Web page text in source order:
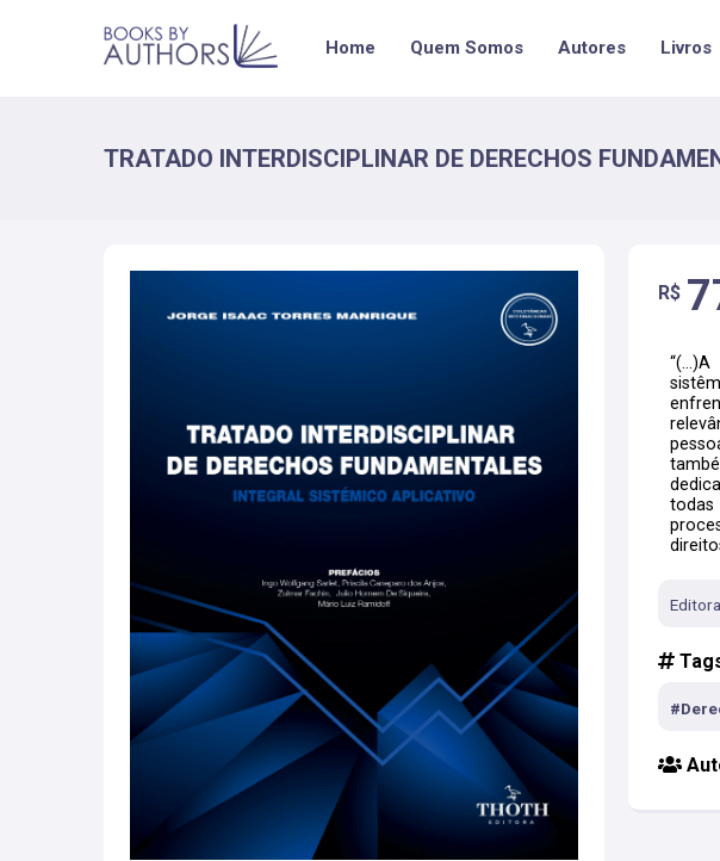
Home Quem Somos Autores Livros
TRATADO INTERDISCIPLINAR DE DERECHOS
R$
todas